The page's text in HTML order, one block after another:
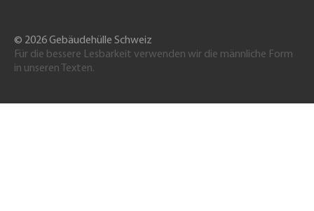
© 2026 Gebäudehülle Schweiz
Für die bessere Lesbarkeit verwenden wir die männliche Form
in unseren Texten.